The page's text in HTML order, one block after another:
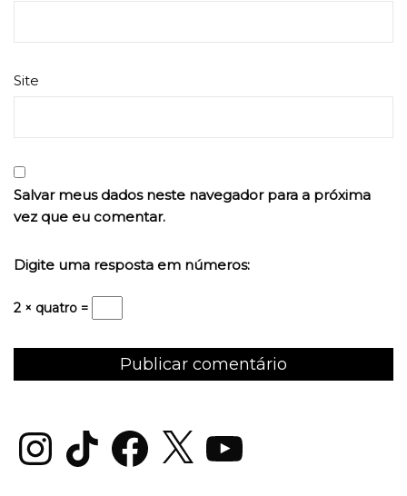
Site
Salvar meus dados neste navegador para a próxima
vez que eu comentar.
Digite uma resposta em números:
2 × quatro =
InstagramTikTok Facebook
X YouTube